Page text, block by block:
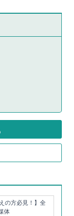
の方必見！】全
体